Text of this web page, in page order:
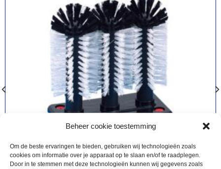
Beheer cookie toestemming
Om de beste ervaringen te bieden, gebruiken wij technologieën zoals
cookies om informatie over je apparaat op te slaan en/of te raadplegen.
Door in te stemmen met deze technologieën kunnen wij gegevens zoals